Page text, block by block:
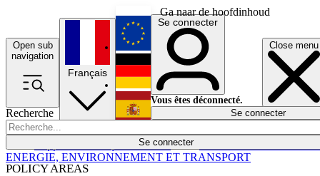
Ga naar de hoofdinhoud
Open sub
navigation
Close menu
Recherche
Se connecter
POLICY AREAS
Économie
Français
English
Deutsch
Español
Se connecter
Vous êtes déconnecté.
Se connecter
ENERGIE, ENVIRONNEMENT ET TRANSPORT